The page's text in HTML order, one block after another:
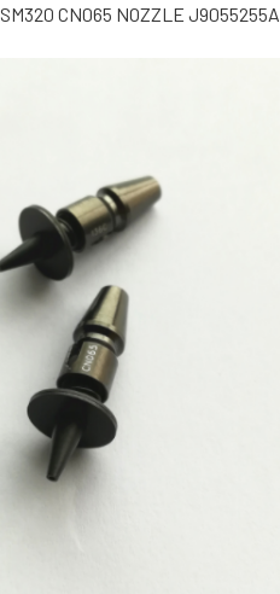
SM320 CN065 NOZZLE J9055255A